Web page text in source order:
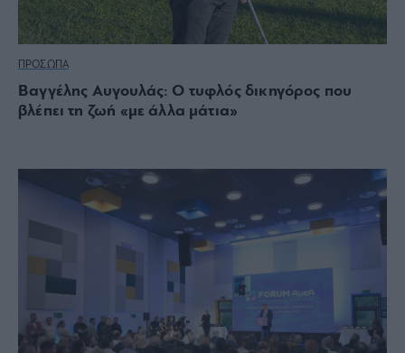
ΠΡΟΣΩΠΑ
Βαγγέλης Αυγουλάς: Ο τυφλός δικηγόρος που
βλέπει τη ζωή «με άλλα μάτια»